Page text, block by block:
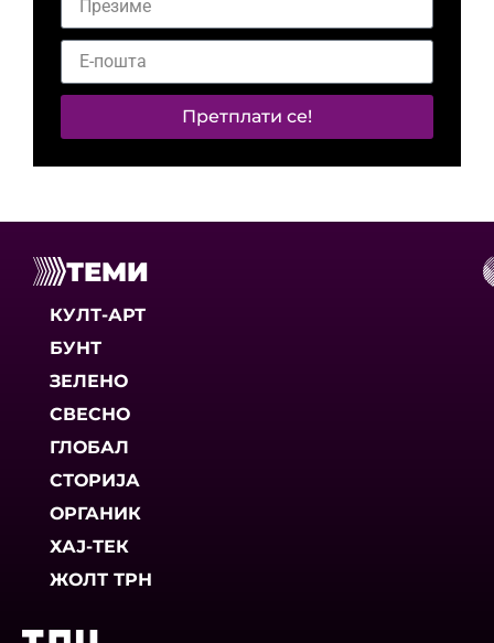
Претплати се!
ТЕМИ
КУЛТ-АРТ
БУНТ
ЗЕЛЕНО
СВЕСНО
ГЛОБАЛ
СТОРИЈА
ОРГАНИК
ХАЈ-ТЕК
ЖОЛТ ТРН